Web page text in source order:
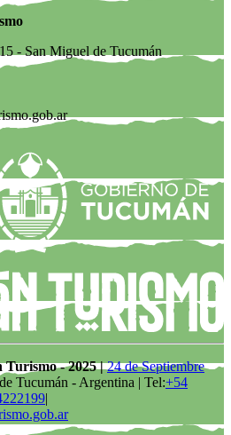
- San Miguel de Tucumán
Turismo - 2025 |24 de Septiembre
Tucumán - Argentina | Tel:+54
|